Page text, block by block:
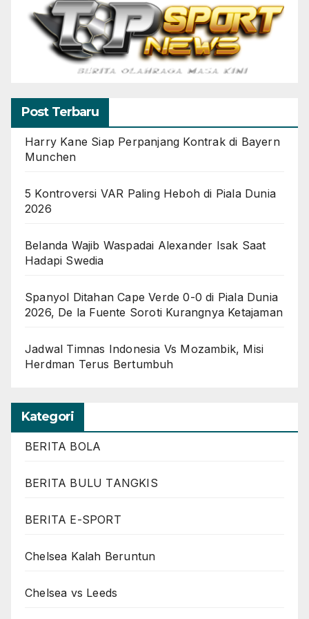
Post Terbaru
Harry Kane Siap Perpanjang Kontrak di Bayern
Munchen
5 Kontroversi VAR Paling Heboh di Piala Dunia
2026
Belanda Wajib Waspadai Alexander Isak Saat
Hadapi Swedia
Spanyol Ditahan Cape Verde 0-0 di Piala Dunia
2026, De la Fuente Soroti Kurangnya Ketajaman
Jadwal Timnas Indonesia Vs Mozambik, Misi
Herdman Terus Bertumbuh
Kategori
BERITA BOLA
BERITA BULU TANGKIS
BERITA E-SPORT
Chelsea Kalah Beruntun
Chelsea vs Leeds